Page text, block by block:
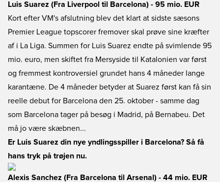
Luis Suarez (Fra Liverpool til Barcelona) - 95 mio. EUR
Kort efter VM's afslutning blev det klart at sidste sæsons
Premier League topscorer fremover skal prøve sine kræfter
af i La Liga. Summen for Luis Suarez endte på svimlende 95
mio. euro, men skiftet fra Mersyside til Katalonien var først
og fremmest kontroversiel grundet hans 4 måneder lange
karantæne. De 4 måneder betyder at Suarez først kan få sin
reelle debut for Barcelona den 25. oktober - samme dag
som Barcelona tager på besøg i Madrid, på Bernabeu. Det
må jo være skæbnen...
Er Luis Suarez din nye yndlingsspiller i Barcelona? Så få
hans tryk på trøjen nu.
Alexis Sanchez (Fra Barcelona til Arsenal) - 44 mio. EUR